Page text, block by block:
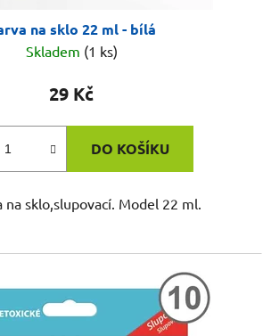
na sklo 22 ml - bílá
Skladem (1 ks)
29 Kč
DO KOŠÍKU
na sklo,slupovací. Model 22 ml.